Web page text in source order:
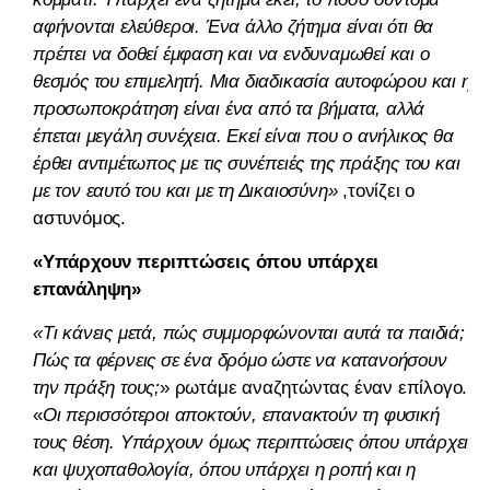
αφήνονται ελεύθεροι. Ένα άλλο ζήτημα είναι ότι θα
πρέπει να δοθεί έμφαση και να ενδυναμωθεί και ο
θεσμός του επιμελητή. Μια διαδικασία αυτοφώρου και η
προσωποκράτηση είναι ένα από τα βήματα, αλλά
έπεται μεγάλη συνέχεια. Εκεί είναι που ο ανήλικος θα
έρθει αντιμέτωπος με τις συνέπειές της πράξης του και
με τον εαυτό του και με τη Δικαιοσύνη»,τονίζει ο
αστυνόμος.
«Υπάρχουν περιπτώσεις όπου υπάρχει
επανάληψη»
«Τι κάνεις μετά, πώς συμμορφώνονται αυτά τα παιδιά;
Πώς τα φέρνεις σε ένα δρόμο ώστε να κατανοήσουν
την πράξη τους;» ρωτάμε αναζητώντας έναν επίλογο.
«Οι περισσότεροι αποκτούν, επανακτούν τη φυσική
τους θέση. Υπάρχουν όμως περιπτώσεις όπου υπάρχει
και ψυχοπαθολογία, όπου υπάρχει η ροπή και η